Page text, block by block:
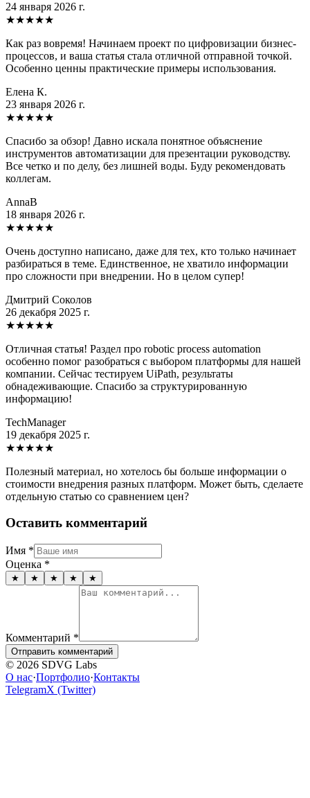
24 января 2026 г.
★★★★★
Как раз вовремя! Начинаем проект по цифровизации бизнес-
процессов, и ваша статья стала отличной отправной точкой.
Особенно ценны практические примеры использования.
Елена К.
23 января 2026 г.
★★★★★
Спасибо за обзор! Давно искала понятное объяснение
инструментов автоматизации для презентации руководству.
Все четко и по делу, без лишней воды. Буду рекомендовать
коллегам.
AnnaB
18 января 2026 г.
★★★★★
Очень доступно написано, даже для тех, кто только начинает
разбираться в теме. Единственное, не хватило информации
про сложности при внедрении. Но в целом супер!
Дмитрий Соколов
26 декабря 2025 г.
★★★★★
Отличная статья! Раздел про robotic process automation
особенно помог разобраться с выбором платформы для нашей
компании. Сейчас тестируем UiPath, результаты
обнадеживающие. Спасибо за структурированную
информацию!
TechManager
19 декабря 2025 г.
★★★★★
Полезный материал, но хотелось бы больше информации о
стоимости внедрения разных платформ. Может быть, сделаете
отдельную статью со сравнением цен?
Оставить комментарий
Имя *
Оценка *
★ ★ ★ ★ ★
Комментарий *
Отправить комментарий
© 2026 SDVG Labs
О нас·Портфолио·Контакты
TelegramX (Twitter)